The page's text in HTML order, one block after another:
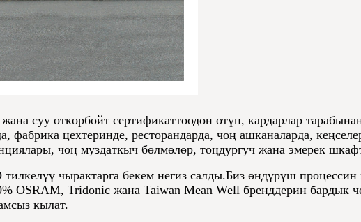
суу өткөрбөйт сертификаттоодон өтүп, кардарлар
фабрика цехтеринде, ресторандарда, чоң ашканаларда,
чоң муздаткыч бөлмөлөр, тоңдургуч жана эмерек
чырактарга бекем негиз салды.Биз өндүрүш
OSRAM, Tridonic жана Taiwan Mean Well бренддерин бардык
кылат.